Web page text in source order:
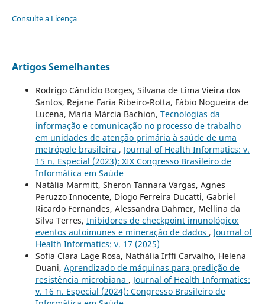
Consulte a Licença
Artigos Semelhantes
Rodrigo Cândido Borges, Silvana de Lima Vieira dos
Santos, Rejane Faria Ribeiro-Rotta, Fábio Nogueira de
Lucena, Maria Márcia Bachion, Tecnologias da
informação e comunicação no processo de trabalho
em unidades de atenção primária à saúde de uma
metrópole brasileira , Journal of Health Informatics: v.
15 n. Especial (2023): XIX Congresso Brasileiro de
Informática em Saúde
Natália Marmitt, Sheron Tannara Vargas, Agnes
Peruzzo Innocente, Diogo Ferreira Ducatti, Gabriel
Ricardo Fernandes, Alessandra Dahmer, Mellina da
Silva Terres, Inibidores de checkpoint imunológico:
eventos autoimunes e mineração de dados , Journal of
Health Informatics: v. 17 (2025)
Sofia Clara Lage Rosa, Nathália Irffi Carvalho, Helena
Duani, Aprendizado de máquinas para predição de
resistência microbiana , Journal of Health Informatics:
v. 16 n. Especial (2024): Congresso Brasileiro de